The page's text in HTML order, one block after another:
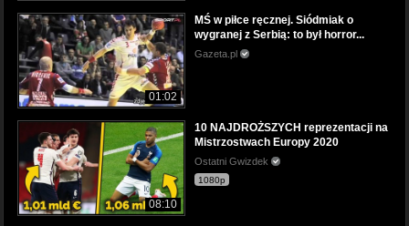
01:02
MŚ w piłce ręcznej. Siódmiak o
wygranej z Serbią: to był horror...
Gazeta.pl
08:10
10 NAJDROŻSZYCH reprezentacji na
Mistrzostwach Europy 2020
Ostatni Gwizdek
1080p